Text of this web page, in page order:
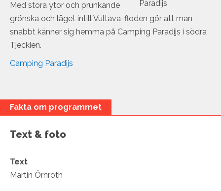
Med stora ytor och prunkande
grönska och läget intill Vultava-floden gör att man
snabbt känner sig hemma på Camping Paradijs i södra
Tjeckien.
Camping Paradijs
Fakta om programmet
Text & foto
Text
Martin Örnroth